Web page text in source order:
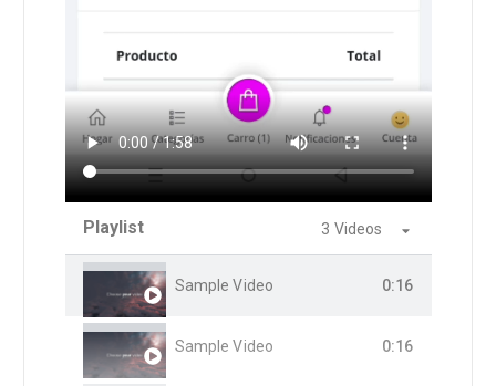
Playlist 3 Videos
Sample Video 0:16
Sample Video 0:16